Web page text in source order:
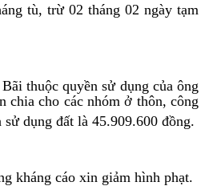
tù, trừ 02 tháng 02 ngày tạm
thuộc quyền sử dụng của ông
chia cho các nhóm ở thôn, công
sử dụng đất là 45.909.600 đồng.
kháng cáo xin giảm hình phạt.